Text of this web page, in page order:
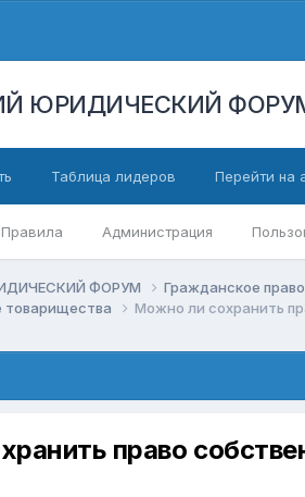
ЮРИДИЧЕСКИЙ
Правила Администрация
Таблица лидеров Перейти на
ФОРУМ Гражданское право
товарищества
Можно ли сохранить
право